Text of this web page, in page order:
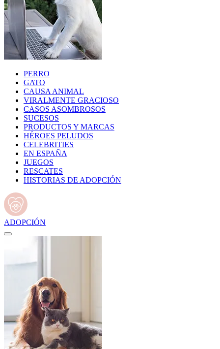
PERRO
GATO
CAUSA ANIMAL
VIRALMENTE GRACIOSO
CASOS ASOMBROSOS
SUCESOS
PRODUCTOS Y MARCAS
HÉROES PELUDOS
CELEBRITIES
EN ESPAÑA
JUEGOS
RESCATES
HISTORIAS DE ADOPCIÓN
ADOPCIÓN